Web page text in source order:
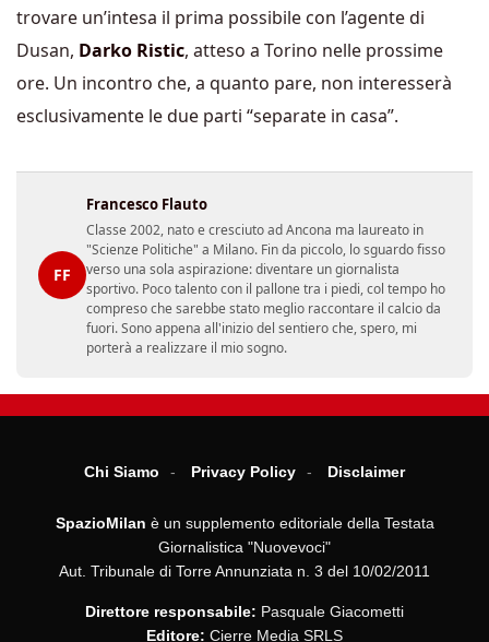
trovare un’intesa il prima possibile con l’agente di
Dusan, Darko Ristic, atteso a Torino nelle prossime
ore. Un incontro che, a quanto pare, non interesserà
esclusivamente le due parti “separate in casa”.
FF
Francesco Flauto
Classe 2002, nato e cresciuto ad Ancona ma laureato in
"Scienze Politiche" a Milano. Fin da piccolo, lo sguardo fisso
verso una sola aspirazione: diventare un giornalista
sportivo. Poco talento con il pallone tra i piedi, col tempo ho
compreso che sarebbe stato meglio raccontare il calcio da
fuori. Sono appena all'inizio del sentiero che, spero, mi
porterà a realizzare il mio sogno.
Chi Siamo Privacy Policy Disclaimer
SpazioMilan è un supplemento editoriale della Testata
Giornalistica "Nuovevoci"
Aut. Tribunale di Torre Annunziata n. 3 del 10/02/2011
Direttore responsabile: Pasquale Giacometti
Editore: Cierre Media SRLS